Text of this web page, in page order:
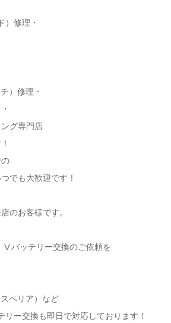
）修理・
）修理・
グ専門店
でも大歓迎です！
のお客様です。
バッテリー交換のご依頼を
ペリア）など
リー交換も即日で対応しております！